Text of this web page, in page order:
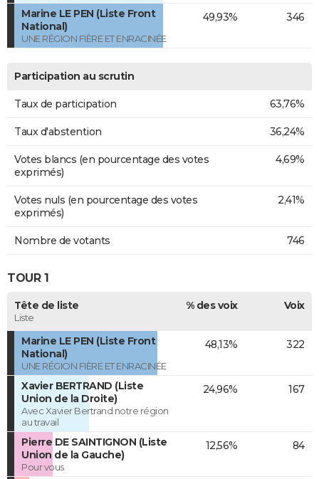
Marine LE PEN (Liste Front
National)
UNE RÉGION FIÈRE ET ENRACINÉE
49,93% 346
Participation au scrutin
Taux de participation 63,76%
Taux d'abstention 36,24%
Votes blancs (en pourcentage des votes
exprimés)
4,69%
Votes nuls (en pourcentage des votes
exprimés)
2,41%
Nombre de votants 746
TOUR 1
Tête de liste
Liste
% des voix Voix
Marine LE PEN (Liste Front
National)
UNE RÉGION FIÈRE ET ENRACINÉE
48,13% 322
Xavier BERTRAND (Liste
Union de la Droite)
Avec Xavier Bertrand notre région
au travail
24,96% 167
Pierre DE SAINTIGNON (Liste
Union de la Gauche)
Pour vous
12,56% 84